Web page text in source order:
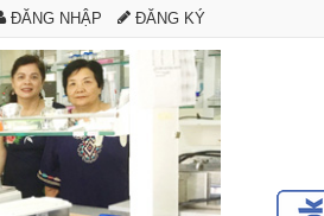
ĐĂNG NHẬP ĐĂNG KÝ